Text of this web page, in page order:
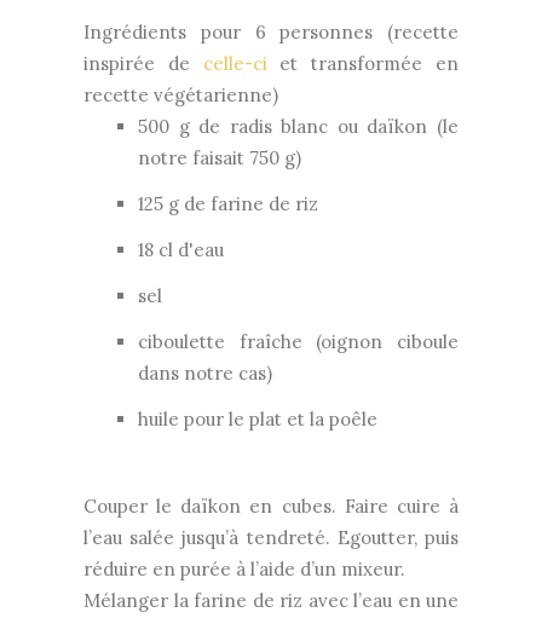
Ingrédients pour 6 personnes (recette
inspirée de celle-ci et transformée en
recette végétarienne)
500 g de radis blanc ou daïkon (le
notre faisait 750 g)
125 g de farine de riz
18 cl d'eau
sel
ciboulette fraîche (oignon ciboule
dans notre cas)
huile pour le plat et la poêle
Couper le daïkon en cubes. Faire cuire à
l’eau salée jusqu’à tendreté. Egoutter, puis
réduire en purée à l’aide d’un mixeur.
Mélanger la farine de riz avec l’eau en une